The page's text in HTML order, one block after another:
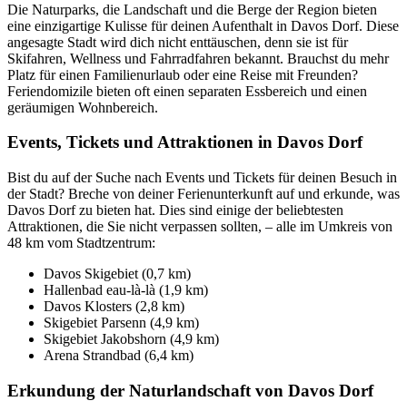
Die Naturparks, die Landschaft und die Berge der Region bieten
eine einzigartige Kulisse für deinen Aufenthalt in Davos Dorf. Diese
angesagte Stadt wird dich nicht enttäuschen, denn sie ist für
Skifahren, Wellness und Fahrradfahren bekannt. Brauchst du mehr
Platz für einen Familienurlaub oder eine Reise mit Freunden?
Feriendomizile bieten oft einen separaten Essbereich und einen
geräumigen Wohnbereich.
Events, Tickets und Attraktionen in Davos Dorf
Bist du auf der Suche nach Events und Tickets für deinen Besuch in
der Stadt? Breche von deiner Ferienunterkunft auf und erkunde, was
Davos Dorf zu bieten hat. Dies sind einige der beliebtesten
Attraktionen, die Sie nicht verpassen sollten, – alle im Umkreis von
48 km vom Stadtzentrum:
Davos Skigebiet (0,7 km)
Hallenbad eau-là-là (1,9 km)
Davos Klosters (2,8 km)
Skigebiet Parsenn (4,9 km)
Skigebiet Jakobshorn (4,9 km)
Arena Strandbad (6,4 km)
Erkundung der Naturlandschaft von Davos Dorf